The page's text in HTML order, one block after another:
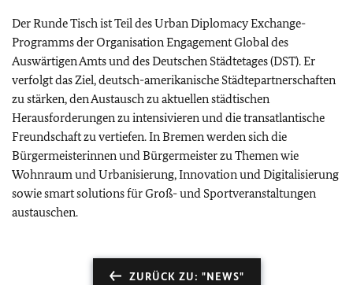
Der Runde Tisch ist Teil des Urban Diplomacy Exchange-
Programms der Organisation Engagement Global des
Auswärtigen Amts und des Deutschen Städtetages (DST). Er
verfolgt das Ziel, deutsch-amerikanische Städtepartnerschaften
zu stärken, den Austausch zu aktuellen städtischen
Herausforderungen zu intensivieren und die transatlantische
Freundschaft zu vertiefen. In Bremen werden sich die
Bürgermeisterinnen und Bürgermeister zu Themen wie
Wohnraum und Urbanisierung, Innovation und Digitalisierung
sowie smart solutions für Groß- und Sportveranstaltungen
austauschen.
ZURÜCK ZU: "NEWS"